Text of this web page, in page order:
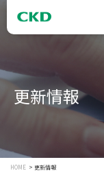
更新情報
HOME 更新情報